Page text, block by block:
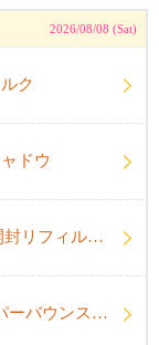
2026/08/08 (Sat)
ク
ドウ
IOPE カフェインショット 新品未開封リフィル＋開封済み本体
新品未開封 IOPE レチノール スーパーバウンスセラム1%